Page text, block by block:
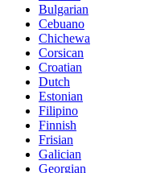
Bulgarian
Cebuano
Chichewa
Corsican
Croatian
Dutch
Estonian
Filipino
Finnish
Frisian
Galician
Georgian